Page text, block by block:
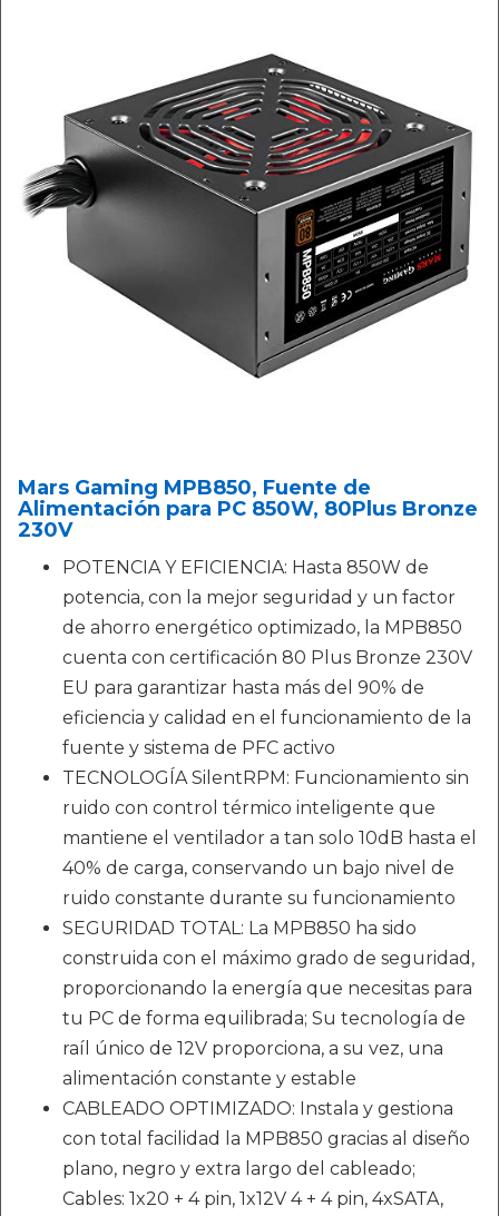
Mars Gaming MPB850, Fuente de
Alimentación para PC 850W, 80Plus Bronze
230V
POTENCIA Y EFICIENCIA: Hasta 850W de
potencia, con la mejor seguridad y un factor
de ahorro energético optimizado, la MPB850
cuenta con certificación 80 Plus Bronze 230V
EU para garantizar hasta más del 90% de
eficiencia y calidad en el funcionamiento de la
fuente y sistema de PFC activo
TECNOLOGÍA SilentRPM: Funcionamiento sin
ruido con control térmico inteligente que
mantiene el ventilador a tan solo 10dB hasta el
40% de carga, conservando un bajo nivel de
ruido constante durante su funcionamiento
SEGURIDAD TOTAL: La MPB850 ha sido
construida con el máximo grado de seguridad,
proporcionando la energía que necesitas para
tu PC de forma equilibrada; Su tecnología de
raíl único de 12V proporciona, a su vez, una
alimentación constante y estable
CABLEADO OPTIMIZADO: Instala y gestiona
con total facilidad la MPB850 gracias al diseño
plano, negro y extra largo del cableado;
Cables: 1x20 + 4 pin, 1x12V 4 + 4 pin, 4xSATA,